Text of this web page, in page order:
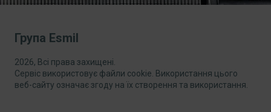
Група Esmil
2026, Всі права захищені.
Сервіс використовує файли cookie. Використання цього
веб-сайту означає згоду на їх створення та використання.